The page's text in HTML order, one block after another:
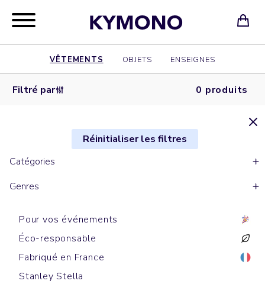
VÊTEMENTS OBJETS ENSEIGNES
Filtré par 0 produits
Réinitialiser les filtres
Catégories
Genres
Pour vos événements
Éco-responsable
Fabriqué en France
Stanley Stella